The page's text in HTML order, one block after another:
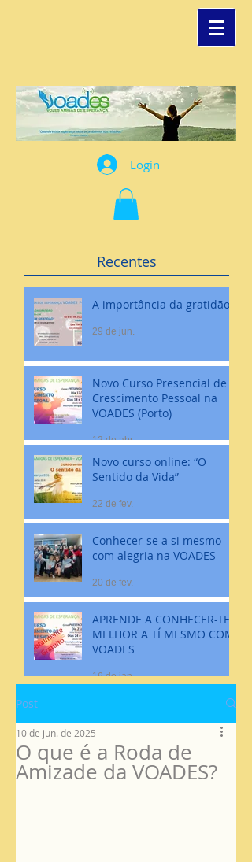
Login
Recentes
A importância da gratidão
29 de jun.
Novo Curso Presencial de
Crescimento Pessoal na
VOADES (Porto)
12 de abr.
Novo curso online: “O
Sentido da Vida”
22 de fev.
Conhecer-se a si mesmo
com alegria na VOADES
20 de fev.
APRENDE A CONHECER-TE
MELHOR A TÍ MESMO COM
VOADES
16 de jan.
Post
O que é a Roda de
Amizade da VOADES?
10 de jun. de 2025